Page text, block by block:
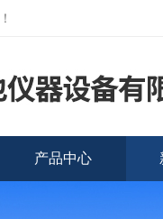
！
产品中心